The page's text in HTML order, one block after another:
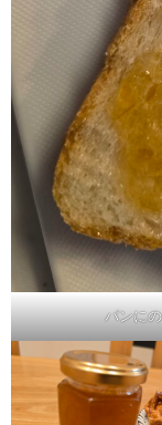
パンに